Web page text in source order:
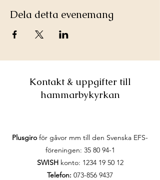
Dela detta evenemang
Kontakt & uppgifter till
hammarbykyrkan
Plusgiro för gåvor mm till den Svenska EFS-
föreningen: 35 80 94-1
SWISHkonto: 1234 19 50 12
Telefon: 073-856 9437